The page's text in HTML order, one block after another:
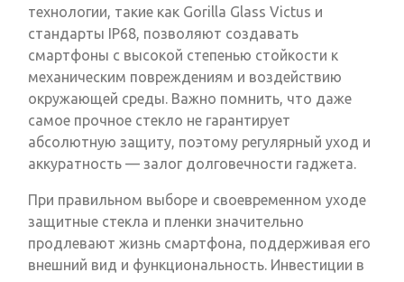
технологии, такие как Gorilla Glass Victus и
стандарты IP68, позволяют создавать
смартфоны с высокой степенью стойкости к
механическим повреждениям и воздействию
окружающей среды. Важно помнить, что даже
самое прочное стекло не гарантирует
абсолютную защиту, поэтому регулярный уход и
аккуратность — залог долговечности гаджета.
При правильном выборе и своевременном уходе
защитные стекла и пленки значительно
продлевают жизнь смартфона, поддерживая его
внешний вид и функциональность. Инвестиции в